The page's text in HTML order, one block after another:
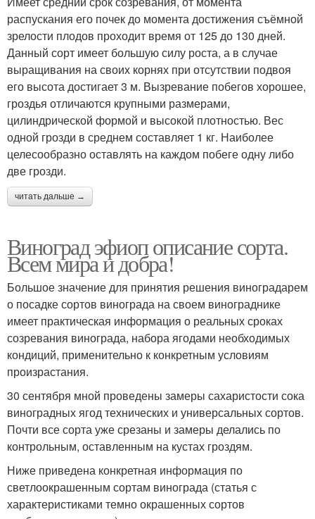
распускания его почек до момента достижения съёмной
зрелости плодов проходит время от 125 до 130 дней.
Данный сорт имеет большую силу роста, а в случае
выращивания на своих корнях при отсутствии подвоя
его высота достигает 3 м. Вызревание побегов хорошее,
гроздья отличаются крупными размерами,
цилиндрической формой и высокой плотностью. Вес
одной грозди в среднем составляет 1 кг. Наиболее
целесообразно оставлять на каждом побеге одну либо
две грозди.
читать дальше →
Виноград эфиоп описание сорта.
Всем мира и добра!
Большое значение для принятия решения виноградарем
о посадке сортов винограда на своем винограднике
имеет практическая информация о реальных сроках
созревания винограда, набора ягодами необходимых
кондиций, применительно к конкретным условиям
произрастания.
30 сентября мной проведены замеры сахаристости сока
виноградных ягод технических и универсальных сортов.
Почти все сорта уже срезаны и замеры делались по
контрольным, оставленным на кустах гроздям.
Ниже приведена конкретная информация по
светлоокрашенным сортам винограда (статья с
характеристиками темно окрашенных сортов